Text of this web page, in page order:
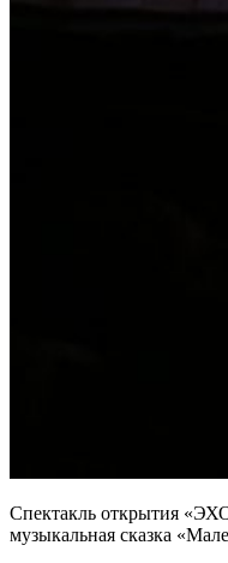
Спектакль открытия
музыкальная сказка